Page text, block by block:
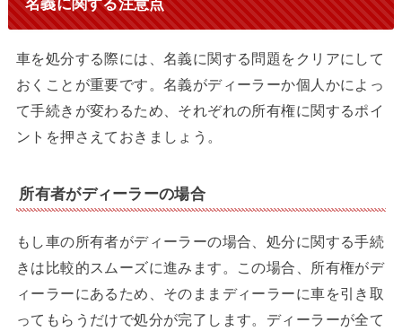
車を処分する際には、名義に関する問題をクリアにして
おくことが重要です。名義がディーラーか個人かによっ
て手続きが変わるため、それぞれの所有権に関するポイ
ントを押さえておきましょう。
所有者がディーラーの場合
もし車の所有者がディーラーの場合、処分に関する手続
きは比較的スムーズに進みます。この場合、所有権がデ
ィーラーにあるため、そのままディーラーに車を引き取
ってもらうだけで処分が完了します。ディーラーが全て